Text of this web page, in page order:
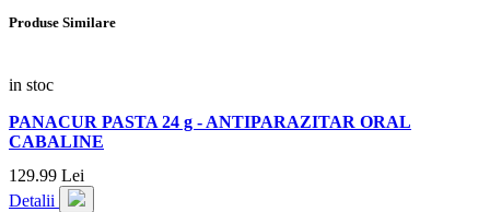
Produse Similare
in stoc
PANACUR PASTA 24 g - ANTIPARAZITAR ORAL
CABALINE
129.99 Lei
Detalii